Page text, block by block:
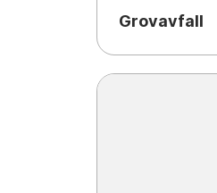
Grovavfall